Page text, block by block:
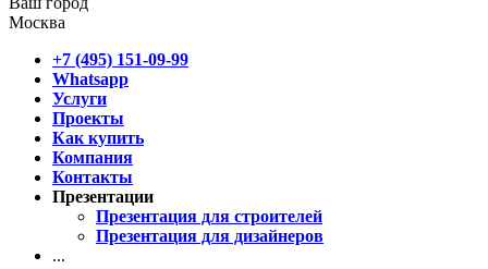
Москва
+7 (495) 151-09-99
Whatsapp
Услуги
Проекты
Как купить
Компания
Контакты
Презентации
Презентация для строителей
Презентация для дизайнеров
...